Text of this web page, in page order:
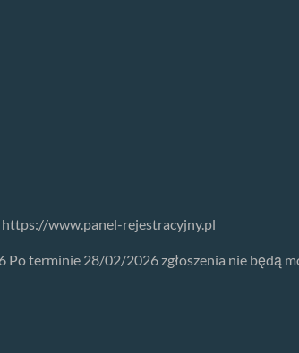
https://www.panel-rejestracyjny.pl
terminie 28/02/2026 zgłoszenia nie będą